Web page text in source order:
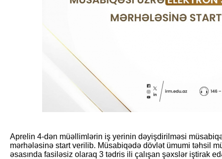
Aprelin 4-dən müəllimlərin iş yerinin dəyişdirilməsi
mərhələsinə start verilib. Müsabiqədə dövlət ümumi təhsil
əsasında fasiləsiz olaraq 3 tədris ili çalışan şəxslər iştirak